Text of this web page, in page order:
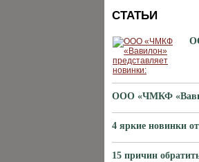
СТАТЬИ
ООО «ЧМКФ
4 яркие новинки
15 причин